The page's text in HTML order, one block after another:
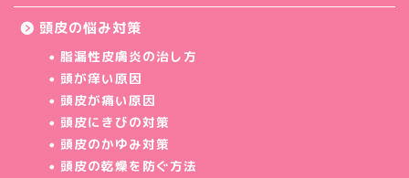
頭皮の悩み対策
脂漏性皮膚炎の治し方
頭が痒い原因
頭皮が痛い原因
頭皮にきびの対策
頭皮のかゆみ対策
頭皮の乾燥を防ぐ方法